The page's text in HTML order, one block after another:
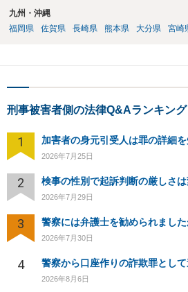
九州・沖縄
福岡県
佐賀県 長崎県 熊本県 大分県 宮崎
刑事被害者側の法律Q&Aランキング
1 加害者の身元引受人は罪の詳細
2026年7月25日
2 検事の性別で起訴判断の厳しさ
2026年7月29日
3
2026年7月30日
4 警察から口座作りの詐欺罪として
2026年8月6日